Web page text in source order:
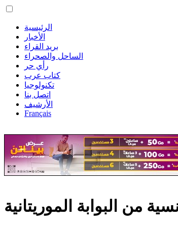
الرئيسية
الأخبار
بريد القراء
الساحل والصحراء
رأي حر
كتاب عرب
تكنولوجيا
اتصل بنا
الأرشيف
Français
من البوابة الموريتانية